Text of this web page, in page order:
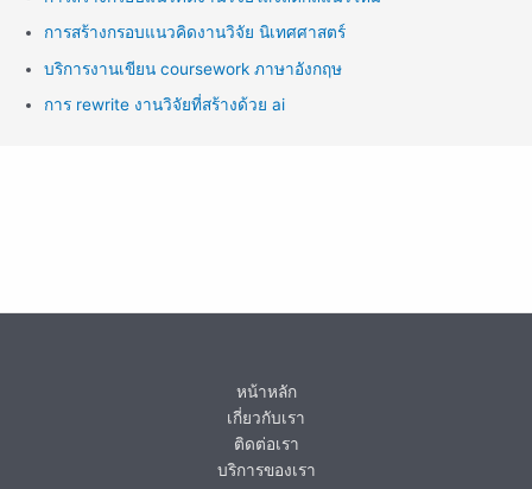
การสร้างกรอบแนวคิดงานวิจัย นิเทศศาสตร์
บริการงานเขียน coursework ภาษาอังกฤษ
การ rewrite งานวิจัยที่สร้างด้วย ai
หน้าหลัก
เกี่ยวกับเรา
ติดต่อเรา
บริการของเรา